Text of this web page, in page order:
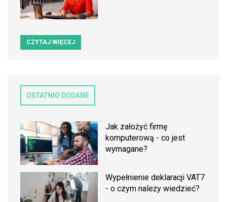
CZYTAJ WIĘCEJ
OSTATNIO DODANE
Jak założyć firmę
komputerową - co jest
wymagane?
Wypełnienie deklaracji VAT7
- o czym należy wiedzieć?